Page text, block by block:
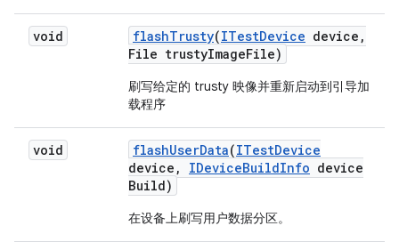
void flashTrusty(ITestDevice device ,
File trustyImageFile)
刷写给定的 trusty 映像并重新启动到引导加
载程序
void flashUserData(ITestDevice
device , IDeviceBuildInfo device
Build)
在设备上刷写用户数据分区。